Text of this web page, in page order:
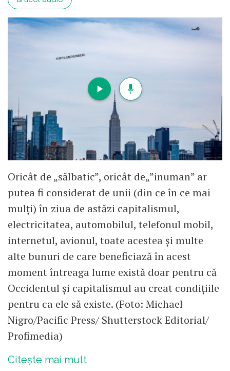
Oricât de „sălbatic”, oricât de„”inuman” ar
putea fi considerat de unii (din ce în ce mai
mulți) în ziua de astăzi capitalismul,
electricitatea, automobilul, telefonul mobil,
internetul, avionul, toate acestea și multe
alte bunuri de care beneficiază în acest
moment întreaga lume există doar pentru că
Occidentul și capitalismul au creat condițiile
pentru ca ele să existe. (Foto: Michael
Nigro/Pacific Press/ Shutterstock Editorial/
Profimedia)
Citește mai mult